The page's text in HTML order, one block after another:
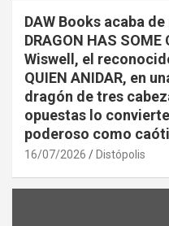
DAW Books acaba
DRAGON HAS
Wiswell, el
QUIEN ANIDAR, en
dragón de tres
opuestas lo
poderoso como
16/07/2026 Distópolis